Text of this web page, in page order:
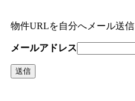
物件URLを自分へメール送信
メールアドレス